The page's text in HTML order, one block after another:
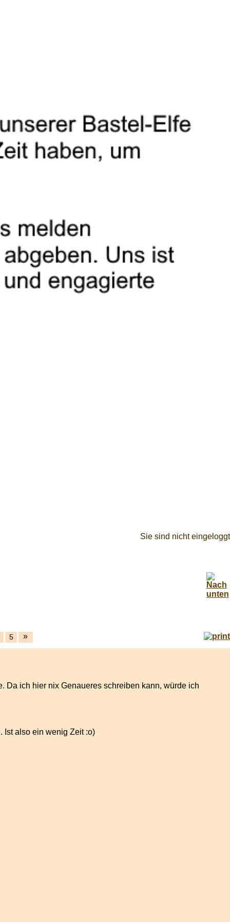
Sie sind nicht eingeloggt
5 »
Da ich hier nix Genaueres schreiben kann, würde ich
Ist also ein wenig Zeit :o)